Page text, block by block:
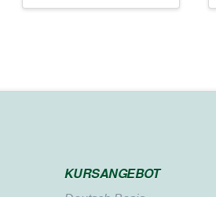
KURSANGEBOT